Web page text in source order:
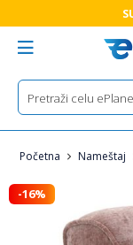
Početna Nameštaj
-16%